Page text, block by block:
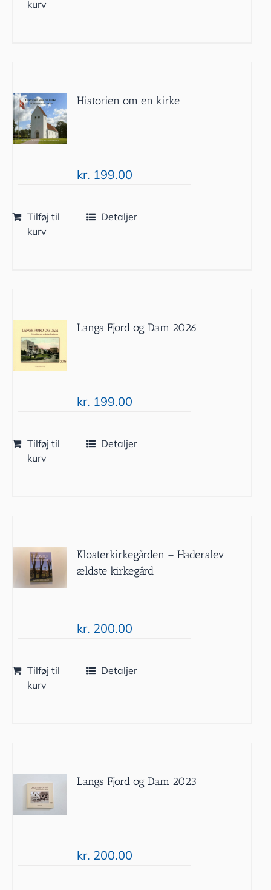
kurv
Historien om en kirke
kr. 199.00
Tilføj til
kurv
Detaljer
Langs Fjord og Dam 2026
kr. 199.00
Tilføj til
kurv
Detaljer
Klosterkirkegården – Haderslev
ældste kirkegård
kr. 200.00
Tilføj til
kurv
Detaljer
Langs Fjord og Dam 2023
kr. 200.00